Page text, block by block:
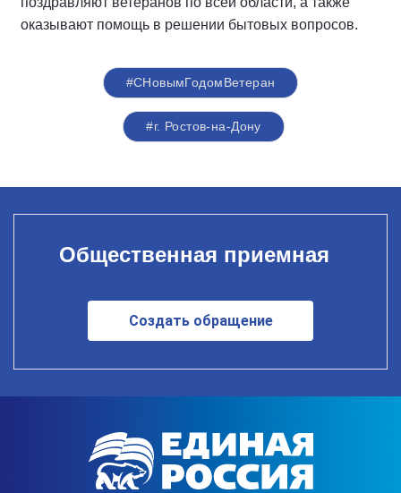
оказывают помощь в решении бытовых вопросов.
#СНовымГодомВетеран
#г. Ростов-на-Дону
Общественная приемная
Создать обращение